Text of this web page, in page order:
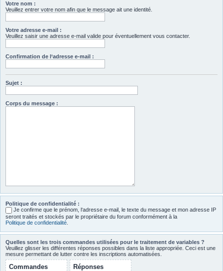
Votre nom :
Veuillez entrer votre nom afin que le message ait une identité.
Votre adresse e-mail :
Veuillez saisir une adresse e-mail valide pour éventuellement vous contacter.
Confirmation de l‘adresse e-mail :
Sujet :
Corps du message :
Politique de confidentialité :
Je confirme que le prénom, l‘adresse e-mail, le texte du message et mon adresse IP
seront traités et stockés par le propriétaire du forum conformément à la
Politique de confidentialité
Quelles sont les trois commandes utilisées pour le traitement de variables ?
Veuillez glisser les différentes réponses possibles dans la liste appropriée. Ceci est une
mesure permettant de lutter contre les inscriptions automatisées.
Commandes Réponses